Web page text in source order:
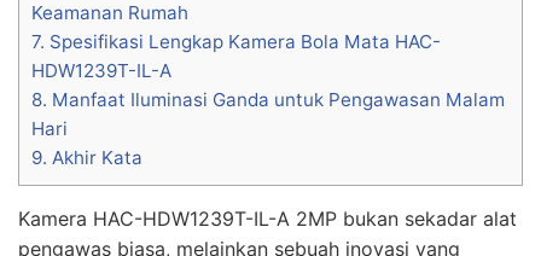
Keamanan Rumah
7. Spesifikasi Lengkap Kamera Bola Mata HAC-
HDW1239T-IL-A
8. Manfaat Iluminasi Ganda untuk Pengawasan Malam
Hari
9. Akhir Kata
Kamera HAC-HDW1239T-IL-A 2MP bukan sekadar alat
pengawas biasa, melainkan sebuah inovasi yang